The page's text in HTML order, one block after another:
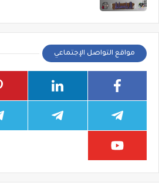
مواقع التواصل الإجتماعي